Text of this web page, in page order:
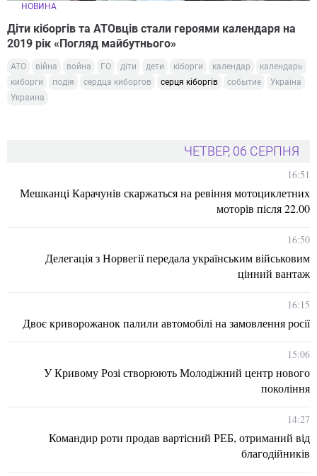
НОВИНА
Діти кіборгів та АТОвців стали героями календаря на
2019 рік «Погляд майбутнього»
АТО війна война ГО діти дети кіборги календар
календарь
киборги
подія сердца киборгов серця кіборгів событие
Україна
Украина
ЧЕТВЕР, 06 СЕРПНЯ
16:51
Мешканці Карачунів скаржаться на ревіння мотоциклетних
моторів після 22.00
16:50
Делегація з Норвегії передала українським військовим
цінний вантаж
16:15
Двоє криворожанок палили автомобілі на замовлення росії
15:06
У Кривому Розі створюють Молодіжний центр нового
покоління
14:27
Командир роти продав вартісний РЕБ, отриманий від
благодійників